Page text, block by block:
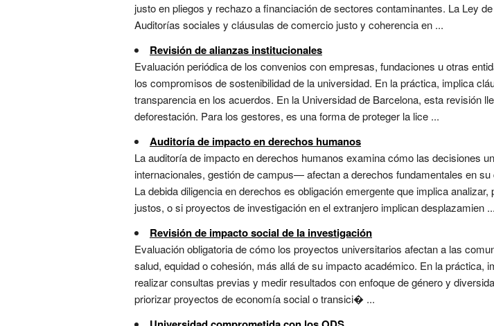
justo en pliegos y rechazo a financiación de sectores contaminantes. La Ley
Auditorías sociales y cláusulas de comercio justo y coherencia en ...
Revisión de alianzas institucionales
Evaluación periódica de los convenios con empresas, fundaciones u otras
los compromisos de sostenibilidad de la universidad. En la práctica, implica
transparencia en los acuerdos. En la Universidad de Barcelona, esta revisión
deforestación. Para los gestores, es una forma de proteger la lice ...
Auditoría de impacto en derechos humanos
La auditoría de impacto en derechos humanos examina cómo las decisiones
internacionales, gestión de campus— afectan a derechos fundamentales en
La debida diligencia en derechos es obligación emergente que implica
justos, o si proyectos de investigación en el extranjero implican desplazamien ...
Revisión de impacto social de la investigación
Evaluación obligatoria de cómo los proyectos universitarios afectan a las
salud, equidad o cohesión, más allá de su impacto académico. En la
realizar consultas previas y medir resultados con enfoque de género y
priorizar proyectos de economía social o transici� ...